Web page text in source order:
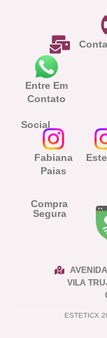
Entre Em
Contato
Social
Fabiana
Paias
Compra
Segura
VILA
ESTETICX